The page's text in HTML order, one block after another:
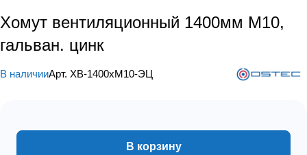
Хомут вентиляционный 1400мм М10,
гальван. цинк
В наличииАрт. ХВ-1400хМ10-ЭЦ
В корзину